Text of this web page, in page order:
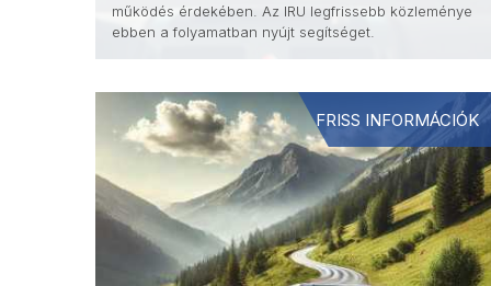
működés érdekében. Az IRU legfrissebb közleménye
ebben a folyamatban nyújt segítséget.
FRISS INFORMÁCIÓK